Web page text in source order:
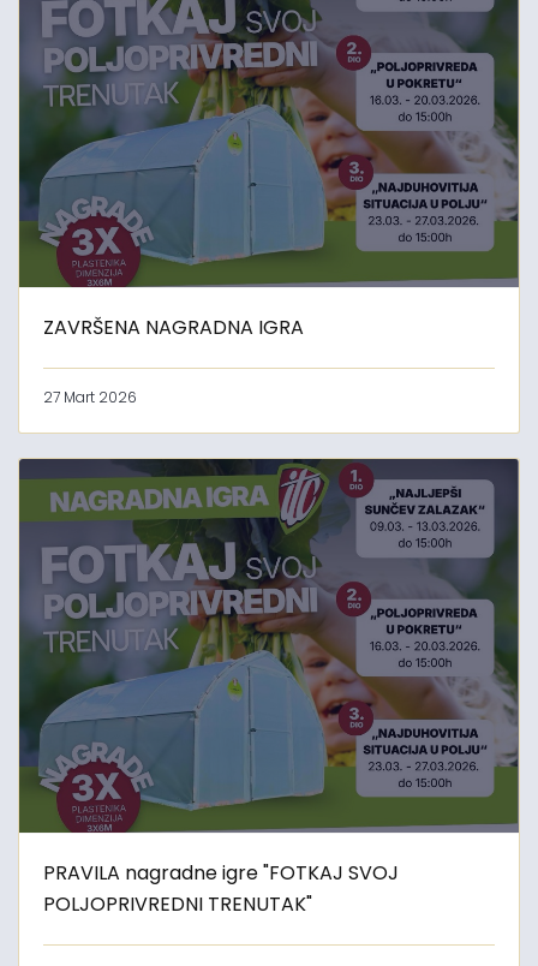
ZAVRŠENA NAGRADNA IGRA
27 Mart 2026
PRAVILA nagradne igre "FOTKAJ SVOJ
POLJOPRIVREDNI TRENUTAK"